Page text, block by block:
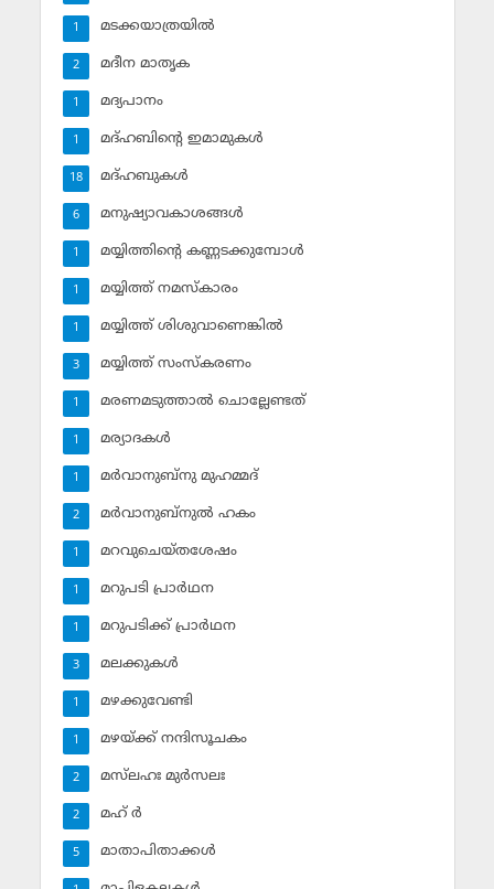
മടക്കയാത്രയില്‍
1
മദീന മാതൃക
2
മദ്യപാനം
1
മദ്ഹബിന്റെ ഇമാമുകള്‍
1
മദ്ഹബുകള്‍
18
മനുഷ്യാവകാശങ്ങള്‍
6
മയ്യിത്തിന്റെ കണ്ണടക്കുമ്പോള്‍
1
മയ്യിത്ത് നമസ്‌കാരം
1
മയ്യിത്ത് ശിശുവാണെങ്കില്‍
1
മയ്യിത്ത് സംസ്‌കരണം
3
മരണമടുത്താല്‍ ചൊല്ലേണ്ടത്
1
മര്യാദകള്‍
1
മര്‍വാനുബ്‌നു മുഹമ്മദ്
1
മര്‍വാനുബ്‌നുല്‍ ഹകം
2
മറവുചെയ്തശേഷം
1
മറുപടി പ്രാര്‍ഥന
1
മറുപടിക്ക് പ്രാര്‍ഥന
1
മലക്കുകള്‍
3
മഴക്കുവേണ്ടി
1
മഴയ്ക്ക് നന്ദിസൂചകം
1
മസ്‌ലഹഃ മുര്‍സലഃ
2
മഹ് ര്‍
2
മാതാപിതാക്കള്‍
5